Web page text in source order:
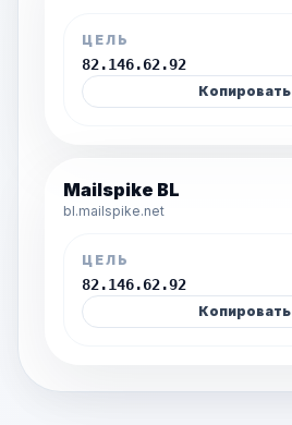
ЦЕЛЬ
82.146.62.92
Копировать
Mailspike BL
bl.mailspike.net
ЦЕЛЬ
82.146.62.92
Копировать